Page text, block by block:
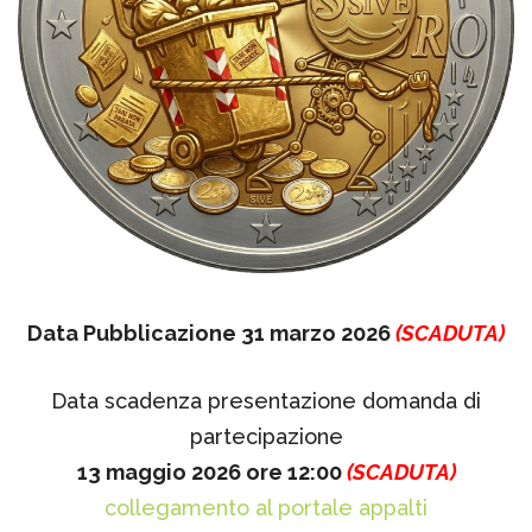
Data Pubblicazione 31 marzo 2026(SCADUTA)
Data scadenza presentazione domanda di
partecipazione
13 maggio 2026 ore 12:00(SCADUTA)
collegamento al portale appalti